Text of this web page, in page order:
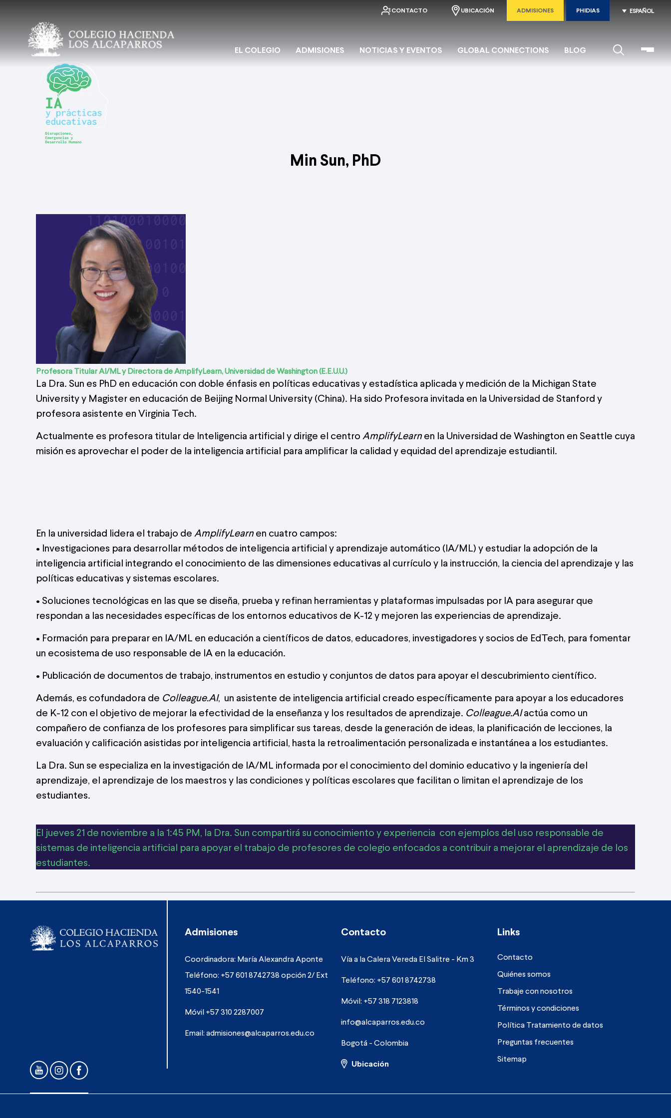
CONTACTO UBICACIÓN ADMISIONES PHIDIAS ESPAÑOL
EL COLEGIO ADMISIONES NOTICIAS Y EVENTOS GLOBAL CONNECTIONS BLOG
Min Sun, PhD
Profesora Titular AI/ML y Directora de AmplifyLearn, Universidad de Washington (E.E.U.U.)
La Dra. Sun es PhD en educación con doble énfasis en políticas educativas y estadística aplicada y medición de la Michigan State
University y Magister en educación de Beijing Normal University (China). Ha sido Profesora invitada en la Universidad de Stanford y
profesora asistente en Virginia Tech.
Actualmente es profesora titular de Inteligencia artificial y dirige el centro AmplifyLearn en la Universidad de Washington en Seattle cuya
misión es aprovechar el poder de la inteligencia artificial para amplificar la calidad y equidad del aprendizaje estudiantil.
En la universidad lidera el trabajo de AmplifyLearn en cuatro campos:
• Investigaciones para desarrollar métodos de inteligencia artificial y aprendizaje automático (IA/ML) y estudiar la adopción de la
inteligencia artificial integrando el conocimiento de las dimensiones educativas al currículo y la instrucción, la ciencia del aprendizaje y las
políticas educativas y sistemas escolares.
• Soluciones tecnológicas en las que se diseña, prueba y refinan herramientas y plataformas impulsadas por IA para asegurar que
respondan a las necesidades específicas de los entornos educativos de K-12 y mejoren las experiencias de aprendizaje.
• Formación para preparar en IA/ML en educación a científicos de datos, educadores, investigadores y socios de EdTech, para fomentar
un ecosistema de uso responsable de IA en la educación.
• Publicación de documentos de trabajo, instrumentos en estudio y conjuntos de datos para apoyar el descubrimiento científico.
Además, es cofundadora de Colleague.AI, un asistente de inteligencia artificial creado específicamente para apoyar a los educadores
de K-12 con el objetivo de mejorar la efectividad de la enseñanza y los resultados de aprendizaje. Colleague.AIactúa como un
compañero de confianza de los profesores para simplificar sus tareas, desde la generación de ideas, la planificación de lecciones, la
evaluación y calificación asistidas por inteligencia artificial, hasta la retroalimentación personalizada e instantánea a los estudiantes.
La Dra. Sun se especializa en la investigación de IA/ML informada por el conocimiento del dominio educativo y la ingeniería del
aprendizaje, el aprendizaje de los maestros y las condiciones y políticas escolares que facilitan o limitan el aprendizaje de los
estudiantes.
El jueves 21 de noviembre a la 1:45 PM, la Dra. Sun compartirá su conocimiento y experiencia con ejemplos del uso responsable de
sistemas de inteligencia artificial para apoyar el trabajo de profesores de colegio enfocados a contribuir a mejorar el aprendizaje de los
estudiantes.
Admisiones
Coordinadora: María Alexandra Aponte
Teléfono: +57 601 8742738 opción 2/ Ext
1540-1541
Móvil +57 310 2287007
Email: admisiones@alcaparros.edu.co
Contacto
Vía a la Calera Vereda El Salitre - Km 3
Teléfono: +57 601 8742738
Móvil: +57 318 7123818
info@alcaparros.edu.co
Bogotá - Colombia
Ubicación
Links
Contacto
Quiénes somos
Trabaje con nosotros
Términos y condiciones
Política Tratamiento de datos
Preguntas frecuentes
Sitemap